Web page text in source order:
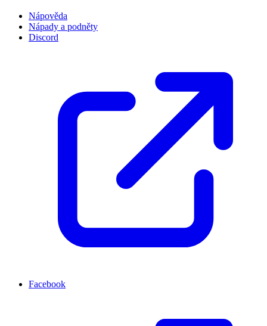
Nápověda
Nápady a podněty
Discord
Facebook